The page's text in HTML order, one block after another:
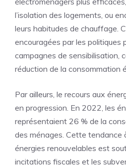
l’isolation des logements, ou
leurs habitudes de chauffage.
encouragées par les politiques
campagnes de sensibilisation,
réduction de la consommation
Par ailleurs, le recours aux
en progression. En 2022, les
représentaient 26 % de la
des ménages. Cette tendance
énergies renouvelables est
incitations fiscales et les